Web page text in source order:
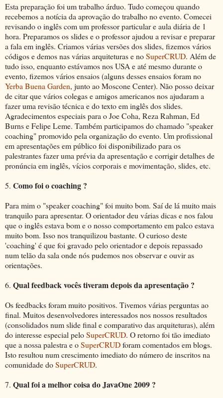
Esta preparação foi um trabalho árduo. Tudo começou quando
recebemos a notícia da aprovação do trabalho no evento. Comecei
revisando o inglês com um professor particular e aula diária de 1
hora. Preparamos os slides e o professor ajudou a revisar e preparar
a fala em inglês. Criamos várias versões dos slides, fizemos vários
códigos e demos nas várias arquiteturas e noSuperCRUD. Além de
tudo isso, enquanto estávamos nos USA e até mesmo durante o
evento, fizemos vários ensaios (alguns desses ensaios foram no
Yerba Buena Garden, junto ao Moscone Center). Não posso deixar
de citar que vários colegas e amigos americanos nos ajudaram a
fazer uma revisão técnica e do texto em inglês dos slides.
Agradecimentos especiais para o Joe Coha, Reza Rahman, Ed
Burns e Felipe Leme. Também participamos do chamado "speaker
coaching" promovido pela organização do evento. Um profissional
em apresentações em público foi disponibilizado para os
palestrantes fazer uma prévia da apresentação e corrigir detalhes de
pronúncia em inglês, vícios corporais e movimentação, slides, etc.
5. Como foi o coaching ?
Para mim o "speaker coaching" foi muito bom. Saí de lá muito mais
tranquilo para apresentar. O orientador deu várias dicas e nos falou
que o inglês estava bom e o nosso comportamento em palco estava
muito bom. Isso nos tranquilizou bastante. O curioso deste
'coaching' é que foi gravado pelo orientador e depois repassado
num telão da sala onde nós pudemos nos observar e ouvir as
orientações.
6. Qual feedback vocês tiveram depois da apresentação ?
Os feedbacks foram muito positivos. Tivemos várias perguntas ao
final. Muitos desenvolvedores interessados nos nossos resultados
(consolidados num slide final e comparativo das arquiteturas), além
do interesse especial peloSuperCRUD. O retorno foi tão imediato
que a nossa palestra e oSuperCRUDforam comentados em blogs.
Isto resultou num crescimento imediato do número de inscritos na
comunidade doSuperCRUD.
7. Qual foi a melhor coisa do JavaOne 2009 ?